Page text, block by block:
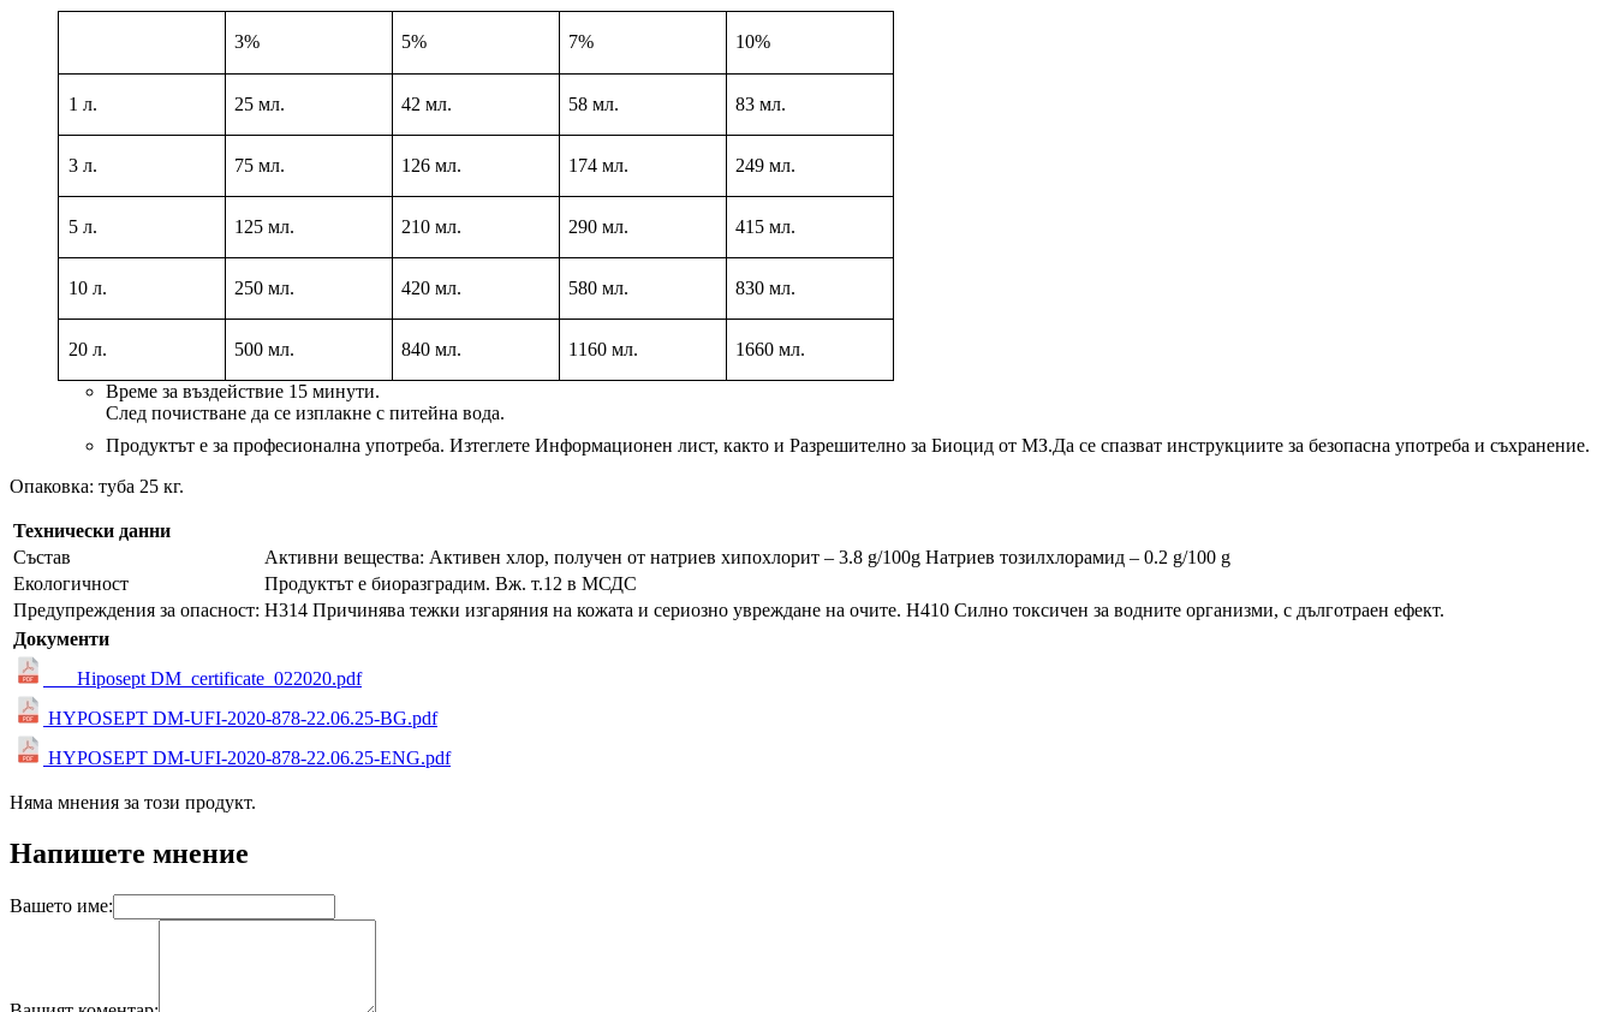
3% 5% 7% 10%
1 л. 25мл. 42 мл. 58 мл. 83мл.
3 л. 75 мл. 1 26мл. 174мл. 249мл.
5 л. 1 25 мл. 210мл. 290мл. 415 мл.
10 л. 250 мл. 420мл. 580мл. 830 мл.
20 л. 500мл. 840мл. 1 160 мл. 1660 мл.
Време за въздействие 15 минути.
След почистване да се изплакне с питейна вода.
Продуктът е за професионална употреба. Изтеглете Информационен лист, както и Разрешително за Биоцид от МЗ.Да се спазват инструкциите за безопасна употреба и съхранение.
Опаковка: туба 25 кг.
Технически данни
Състав
Активни вещества: Активен хлор, получен от натриев хипохлорит – 3.8 g/100g Натриев тозилхлорамид – 0.2 g/100 g
Екологичност
Продуктът е биоразградим. Вж. т.12 в МСДС
Предупреждения за опасност: H314 Причинява тежки изгаряния на кожата и сериозно увреждане на очите. H410 Силно токсичен за водните организми, с дълготраен ефект.
Документи
___Hiposept DM_certificate_022020.pdf
HYPOSEPT DM-UFI-2020-878-22.06.25-BG.pdf
HYPOSEPT DM-UFI-2020-878-22.06.25-ENG.pdf
Няма мнения за този продукт.
Напишете мнение
Вашето име: